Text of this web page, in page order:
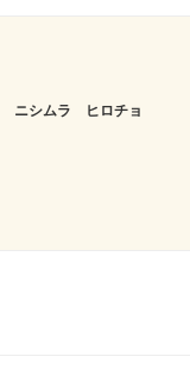
ニシムラ ヒロチョ